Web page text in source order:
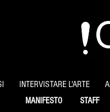
INTERVISTARE L'ARTE
MANIFESTO STAFF